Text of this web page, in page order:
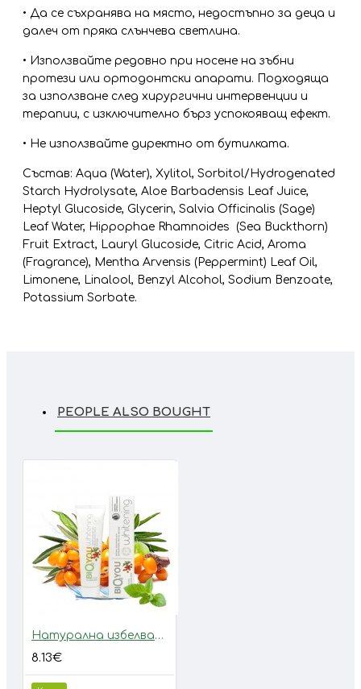
• Да се съхранява на място, недостъпно за деца и
далеч от пряка слънчева светлина.
• Използвайте редовно при носене на зъбни
протези или ортодонтски апарати. Подходяща
за използване след хирургични интервенции и
терапии, с изключително бърз успокояващ ефект.
• Не използвайте директно от бутилката.
Състав: Aqua (Water), Xylitol, Sorbitol/Hydrogenated
Starch Hydrolysate, Aloe Barbadensis Leaf Juice,
Heptyl Glucoside, Glycerin, Salvia Officinalis (Sage)
Leaf Water, Hippophae Rhamnoides (Sea Buckthorn)
Fruit Extract, Lauryl Glucoside, Citric Acid, Aroma
(Fragrance), Mentha Arvensis (Peppermint) Leaf Oil,
Limonene, Linalool, Benzyl Alcohol, Sodium Benzoate,
Potassium Sorbate.
PEOPLE ALSO BOUGHT
Натурална избелваща паста за зъби с морски зърнастец, ментово масло и екстракт от градински чай
8.13€